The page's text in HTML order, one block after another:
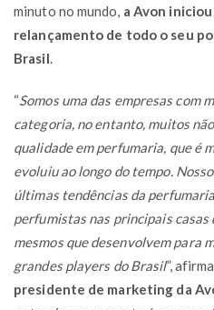
minuto no mundo, a Avon
relançamento de todo o seu
Brasil
“Somos uma das empresas com
categoria, no entanto, muitos
qualidade em perfumaria, que é
evoluiu ao longo do tempo.
últimas tendências da
perfumistas nas principais casas
mesmos que desenvolvem para
grandes players do Brasil”, afirma
presidente de marketing da